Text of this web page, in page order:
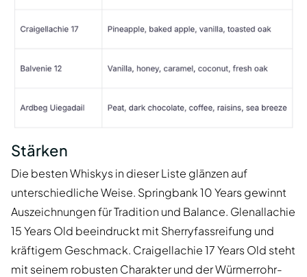
Stärken
Die besten Whiskys in dieser Liste glänzen auf
unterschiedliche Weise. Springbank 10 Years gewinnt
Auszeichnungen für Tradition und Balance. Glenallachie
15 Years Old beeindruckt mit Sherryfassreifung und
kräftigem Geschmack. Craigellachie 17 Years Old steht
mit seinem robusten Charakter und der Würmerrohr-